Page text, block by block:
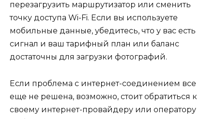
перезагрузить маршрутизатор или сменить
точку доступа Wi-Fi. Если вы используете
мобильные данные, убедитесь, что у вас есть
сигнал и ваш тарифный план или баланс
достаточны для загрузки фотографий.
Если проблема с интернет-соединением все
еще не решена, возможно, стоит обратиться к
своему интернет-провайдеру или оператору